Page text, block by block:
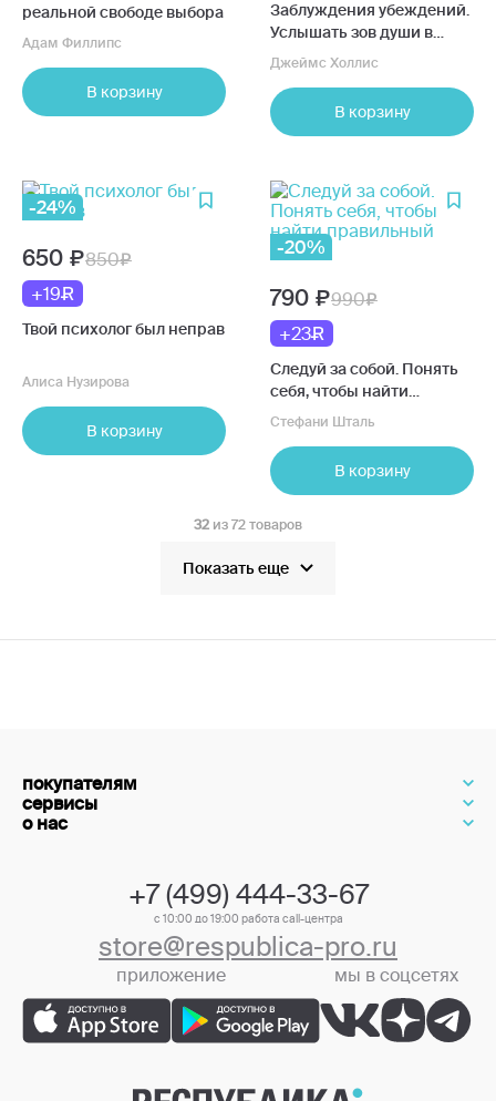
реальной свободе выбора
Адам Филлипс
В корзину
Заблуждения убеждений.
Услышать зов души в
мире, одержимом
Джеймс Холлис
В корзину
-24%
650
850
+19
Твой психолог был неправ
Алиса Нузирова
В корзину
-20%
790
990
+23
Следуй за собой. Понять
себя, чтобы найти
правильный путь
Стефани Шталь
В корзину
32 из 72 товаров
Показать еще
покупателям
сервисы
о нас
+7 (499) 444-33-67
с 10:00 до 19:00 работа call-центра
store@respublica-pro.ru
приложение мы в соцсетях